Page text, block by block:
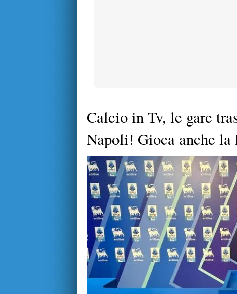
Calcio in Tv, le gare
Napoli! Gioca anche la